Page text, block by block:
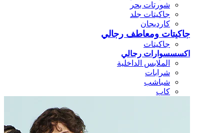
شورتات بحر
جاكيتات جلد
كارديجان
جاكيتات ومعاطف رجالي
جاكيتات
اكسسسوارات رجالي
الملابس الداخلية
شرابات
شباشب
كاب